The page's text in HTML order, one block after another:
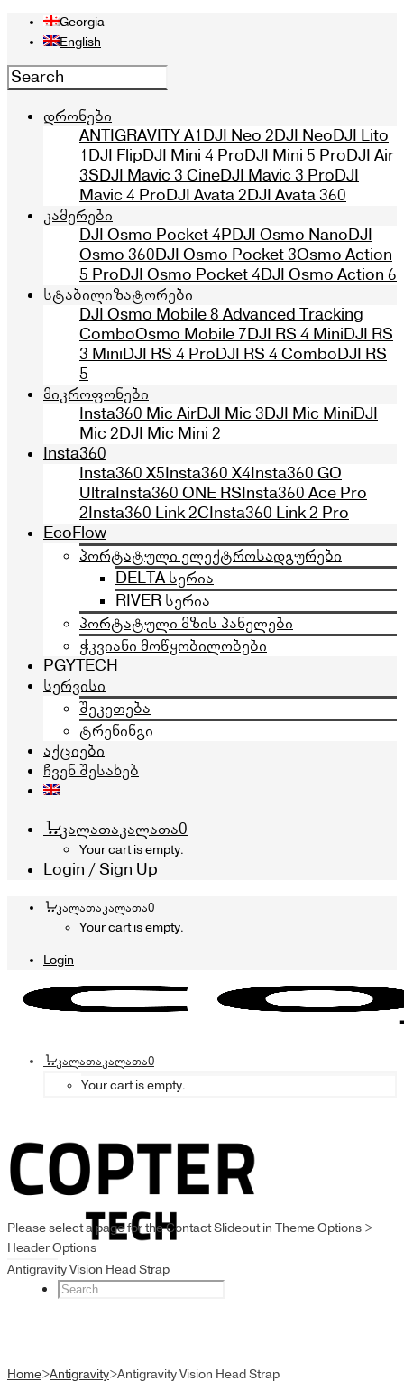
Georgia
English
დრონები
ANTIGRAVITY A1DJI Neo 2DJI NeoDJI Lito
1DJI FlipDJI Mini 4 ProDJI Mini 5 ProDJI Air
3SDJI Mavic 3 CineDJI Mavic 3 ProDJI
Mavic 4 ProDJI Avata 2DJI Avata 360
კამერები
DJI Osmo Pocket 4PDJI Osmo NanoDJI
Osmo 360DJI Osmo Pocket 3Osmo Action
5 ProDJI Osmo Pocket 4DJI Osmo Action 6
სტაბილიზატორები
DJI Osmo Mobile 8 Advanced Tracking
ComboOsmo Mobile 7DJI RS 4 MiniDJI RS
3 MiniDJI RS 4 ProDJI RS 4 ComboDJI RS
5
მიკროფონები
Insta360 Mic AirDJI Mic 3DJI Mic MiniDJI
Mic 2DJI Mic Mini 2
Insta360
Insta360 X5Insta360 X4Insta360 GO
UltraInsta360 ONE RSInsta360 Ace Pro
2Insta360 Link 2CInsta360 Link 2 Pro
EcoFlow
პორტატული ელექტროსადგურები
DELTA სერია
RIVER სერია
პორტატული მზის პანელები
ჭკვიანი მოწყობილობები
PGYTECH
სერვისი
შეკეთება
ტრენინგი
აქციები
ჩვენ შესახებ
კალათაკალათა0
Your cart is empty.
Login / Sign Up
კალათაკალათა0
Your cart is empty.
Login
კალათაკალათა0
Your cart is empty.
Please select a page for the Contact Slideout in Theme Options >
Header Options
Antigravity Vision Head Strap
Home>Antigravity>Antigravity Vision Head Strap